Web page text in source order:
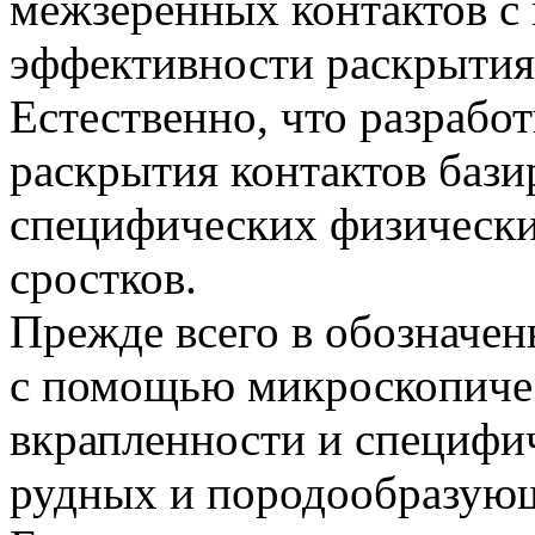
эффективности
Естественно, что
раскрытия контактов
специфических
сростков.
Прежде всего в
с помощью
вкрапленности и
рудных и